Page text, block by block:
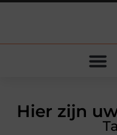
Hier zijn